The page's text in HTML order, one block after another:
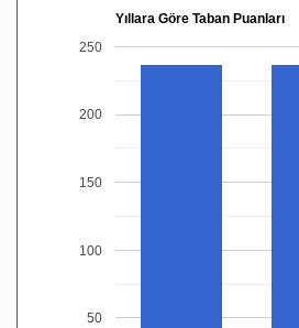
Yıllara Göre Taban Puanları
50
100
150
200
250